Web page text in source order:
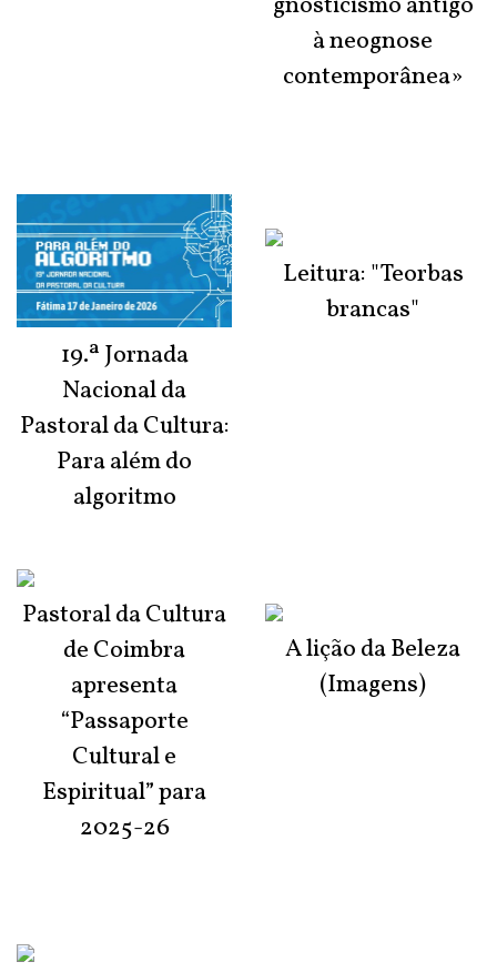
19.ª Jornada
Nacional da
Pastoral da Cultura:
Para além do
algoritmo
Pastoral da Cultura
de Coimbra
apresenta
“Passaporte
Cultural e
Espiritual” para
2025-26
à neognose
contemporânea»
Leitura: "Teorbas
brancas"
A lição da Beleza
(Imagens)